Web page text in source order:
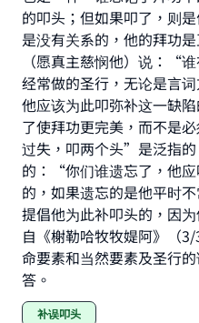
的叩头；但如果叩了，则
是没有关系的，他的拜功
（愿真主慈悯他）说：“
经常做的圣行，无论是言
他应该为此叩弥补这一缺
了使拜功更完美，而不是
过失，叩两个头”是泛指
的：“你们谁遗忘了，他
的，如果遗忘的是他平时
提倡他为此补叩头的，因
自《榭勒哈牧牧媞阿》（
命要素和当然要素及圣行
答。
补误叩头
Make an impact
with your
Your support is
good will earn the